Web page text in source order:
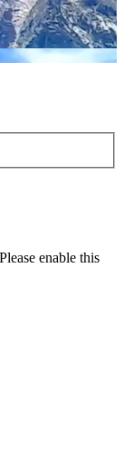
enable this